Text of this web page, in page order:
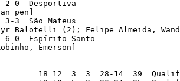
pen]
Balotelli (2); Felipe Almeida,
Émerson]